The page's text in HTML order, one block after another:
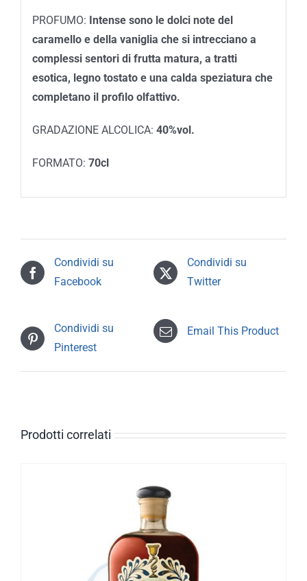
PROFUMO: Intense sono le dolci note del
caramello e della vaniglia che si intrecciano a
complessi sentori di frutta matura, a tratti
esotica, legno tostato e una calda speziatura che
completano il profilo olfattivo.
GRADAZIONE ALCOLICA: 40%vol.
FORMATO: 70cl
Condividi su
Facebook
Condividi su
Twitter
Condividi su
Pinterest
Email This Product
Prodotti correlati